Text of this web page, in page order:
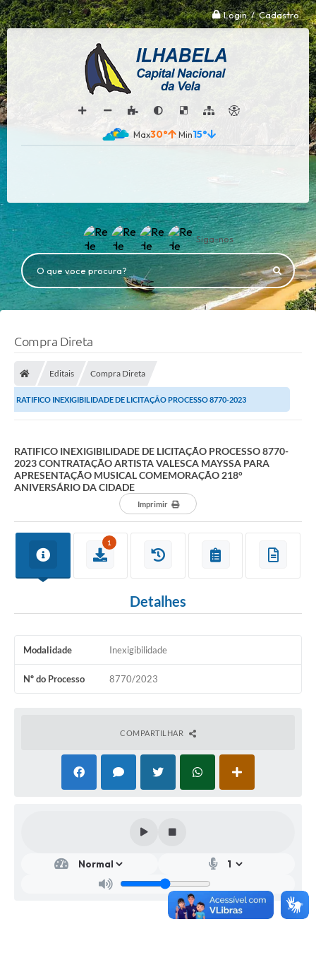
Login / Cadastro
30° 15°
Siga-nos
O que voce procura?
Compra Direta
Editais Compra Direta
RATIFICO INEXIGIBILIDADE DE LICITAÇÃO PROCESSO 8770-2023
RATIFICO INEXIGIBILIDADE DE LICITAÇÃO PROCESSO 8770-
2023 CONTRATAÇÃO ARTISTA VALESCA MAYSSA PARA
APRESENTAÇÃO MUSICAL COMEMORAÇÃO 218°
ANIVERSÁRIO DA CIDADE
Imprimir
1
Detalhes
Modalidade Inexigibilidade
Nº do Processo 8770/2023
COMPARTILHAR